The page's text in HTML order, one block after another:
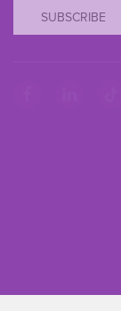
SUBSCRIBE